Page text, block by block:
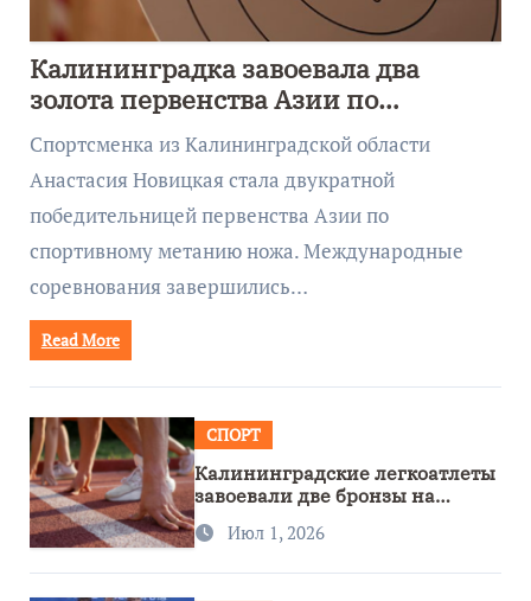
Калининградка завоевала два
золота первенства Азии по
метанию ножа
Спортсменка из Калининградской области
Анастасия Новицкая стала двукратной
победительницей первенства Азии по
спортивному метанию ножа. Международные
соревнования завершились…
Read More
СПОРТ
Калининградские легкоатлеты
завоевали две бронзы на
первенстве России
Июл 1, 2026